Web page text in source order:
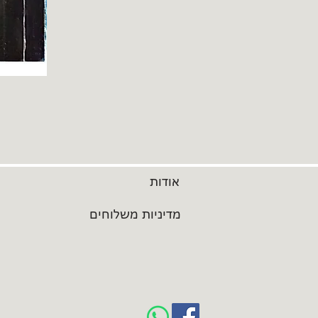
אודות
מדיניות משלוחים